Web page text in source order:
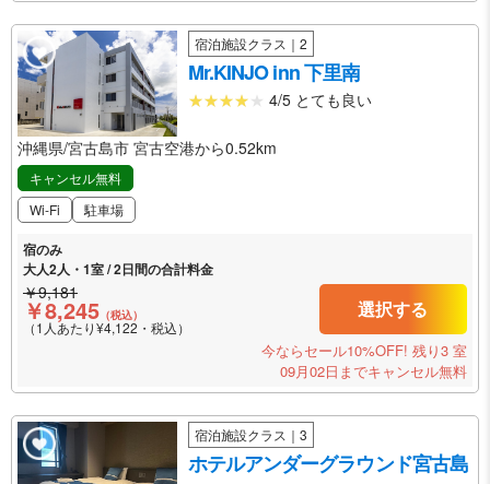
宿泊施設クラス｜2
Mr.KINJO inn 下里南
4/5 とても良い
沖縄県/宮古島市 宮古空港から0.52km
キャンセル無料
Wi-Fi
駐車場
宿のみ
大人2人・1室 / 2日間の合計料金
￥9,181
￥8,245 （税込）
（1人あたり¥4,122・税込）
選択する
今ならセール10%OFF! 残り3 室
09月02日までキャンセル無料
宿泊施設クラス｜3
ホテルアンダーグラウンド宮古島